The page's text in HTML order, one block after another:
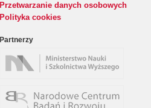
Przetwarzanie danych osobowych
Polityka cookies
Partnerzy